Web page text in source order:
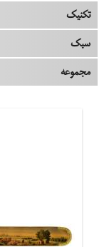
تکنیک
سبک
مجموعه